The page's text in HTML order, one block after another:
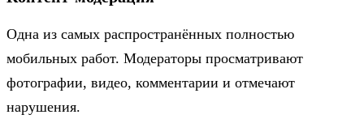
Одна из самых распространённых полностью
мобильных работ. Модераторы просматривают
фотографии, видео, комментарии и отмечают
нарушения.